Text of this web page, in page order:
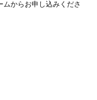
ムからお申し込みくださ